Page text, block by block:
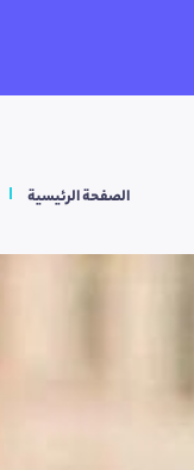
الصفحة الرئيسية